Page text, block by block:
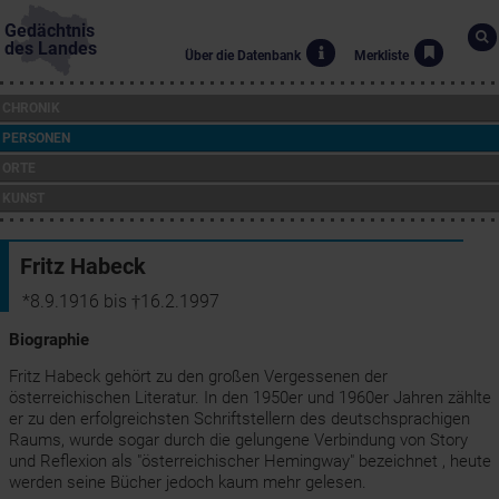
Gedächtnis
des Landes
Über die Datenbank Merkliste
PERSONEN
Fritz Habeck
*8.9.1916 bis †16.2.1997
Biographie
Fritz Habeck gehört zu den großen Vergessenen der
österreichischen Literatur. In den 1950er und 1960er Jahren zählte
er zu den erfolgreichsten Schriftstellern des deutschsprachigen
Raums, wurde sogar durch die gelungene Verbindung von Story
und Reflexion als "österreichischer Hemingway" bezeichnet , heute
werden seine Bücher jedoch kaum mehr gelesen.